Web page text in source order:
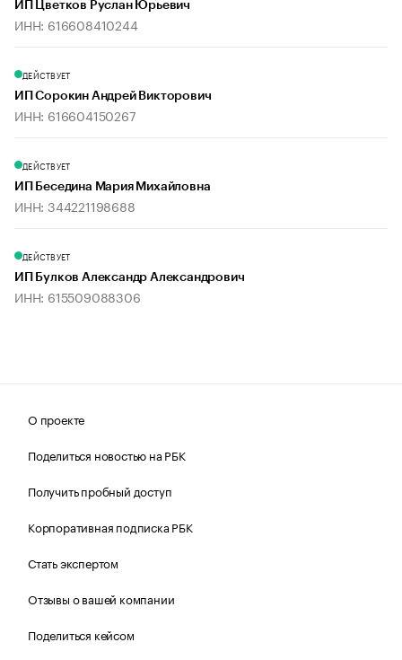
ИП Цветков Руслан Юрьевич
ИНН: 616608410244
ДЕЙСТВУЕТ
ИП Сорокин Андрей Викторович
ИНН: 616604150267
ДЕЙСТВУЕТ
ИП Беседина Мария Михайловна
ИНН: 344221198688
ДЕЙСТВУЕТ
ИП Булков Александр Александрович
ИНН: 615509088306
О проекте
Поделиться новостью на РБК
Получить пробный доступ
Корпоративная подписка РБК
Стать экспертом
Отзывы о вашей компании
Поделиться кейсом